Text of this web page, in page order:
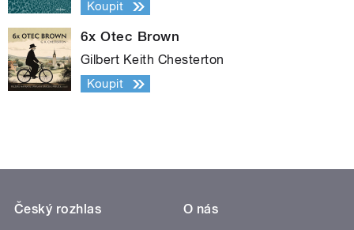
Koupit
6x Otec Brown
Gilbert Keith Chesterton
Koupit
Český rozhlas
O nás